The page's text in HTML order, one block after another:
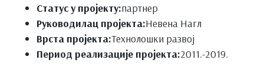
Статус у пројекту:партнер
Руководилац пројекта:Невена Нагл
Врста пројекта:Технолошки развој
Период реализације пројекта:2011.-2019.